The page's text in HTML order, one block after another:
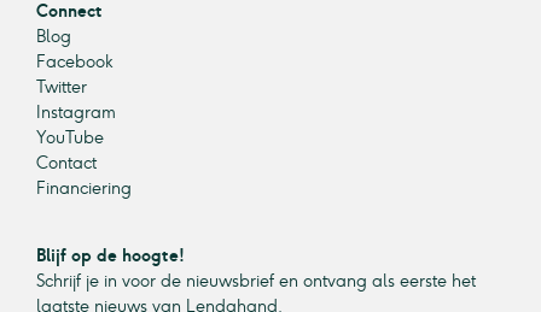
Connect
Blog
Facebook
Twitter
Instagram
YouTube
Contact
Financiering
Blijf op de hoogte!
Schrijf je in voor de nieuwsbrief en ontvang als eerste het
laatste nieuws van Lendahand.